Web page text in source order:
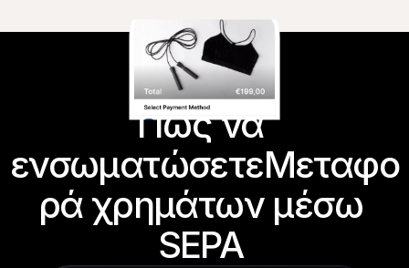
Πώς να
ενσωματώσετεΜεταφο
ρά χρημάτων μέσω
SEPA